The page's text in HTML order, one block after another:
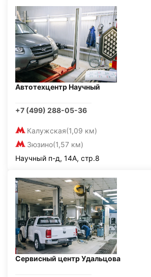
Автотехцентр Научный
+7 (499) 288-05-36
Калужская(1,09 км)
Зюзино(1,57 км)
Научный п-д, 14А, стр.8
Сервисный центр Удальцова